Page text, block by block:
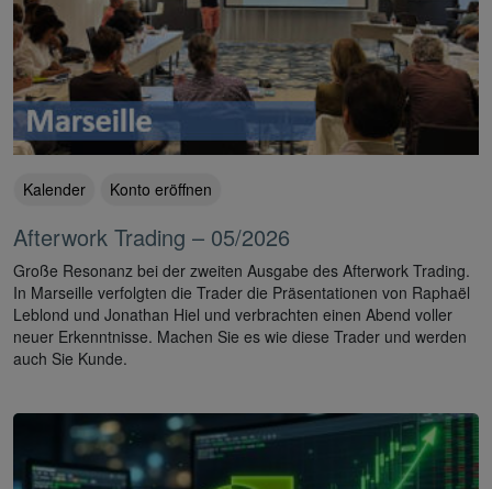
Kalender Konto eröffnen
Afterwork Trading – 05/2026
Große Resonanz bei der zweiten Ausgabe des Afterwork Trading.
In Marseille verfolgten die Trader die Präsentationen von Raphaël
Leblond und Jonathan Hiel und verbrachten einen Abend voller
neuer Erkenntnisse. Machen Sie es wie diese Trader und werden
auch Sie Kunde.